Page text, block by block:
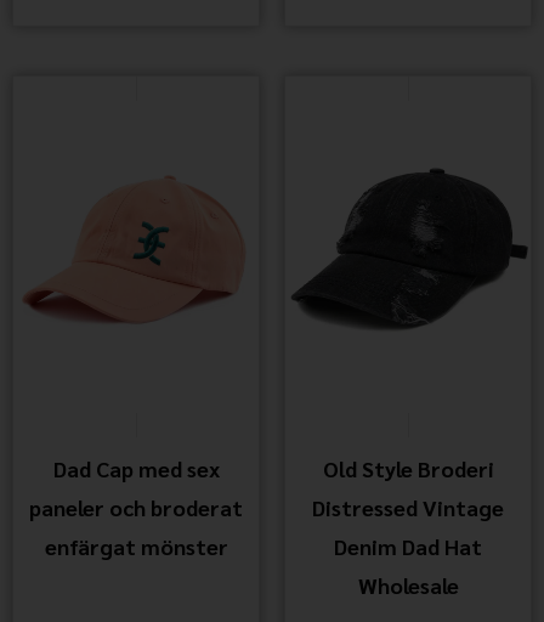
Dad Cap med sex
paneler och broderat
enfärgat mönster
Old Style Broderi
Distressed Vintage
Denim Dad Hat
Wholesale